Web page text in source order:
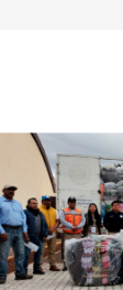
correo
para la
un comentario.